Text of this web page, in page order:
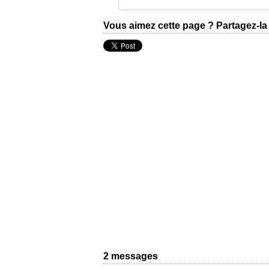
Vous aimez cette page ? Partagez-la
2 messages